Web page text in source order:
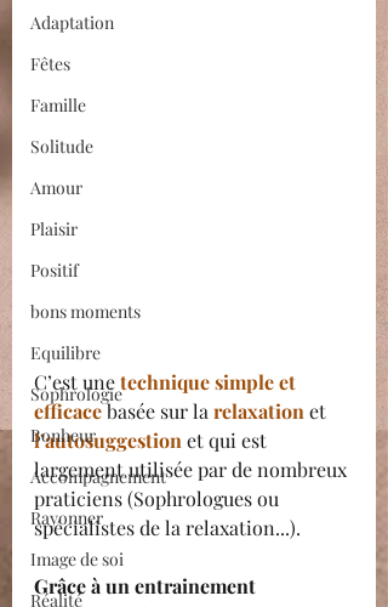
Adaptation
Fêtes
Famille
Solitude
Amour
Plaisir
Positif
bons moments
Equilibre
Sophrologie
Bonheur
Accompagnement
Rayonner
Image de soi
Réalité
C’est une technique simple et
efficace basée sur la relaxation et
l’autosuggestion et qui est
largement utilisée par de nombreux
praticiens (Sophrologues ou
spécialistes de la relaxation...).
Grâce à un entrainement